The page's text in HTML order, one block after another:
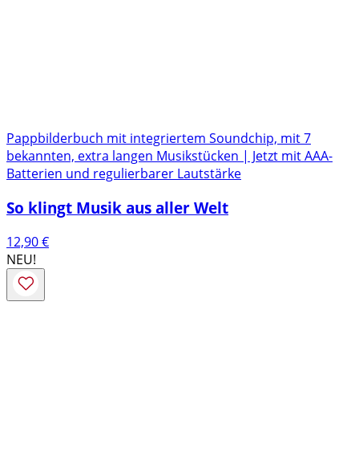
Pappbilderbuch mit integriertem Soundchip, mit 7
bekannten, extra langen Musikstücken | Jetzt mit AAA-
Batterien und regulierbarer Lautstärke
So klingt Musik aus aller Welt
12,90€
NEU!